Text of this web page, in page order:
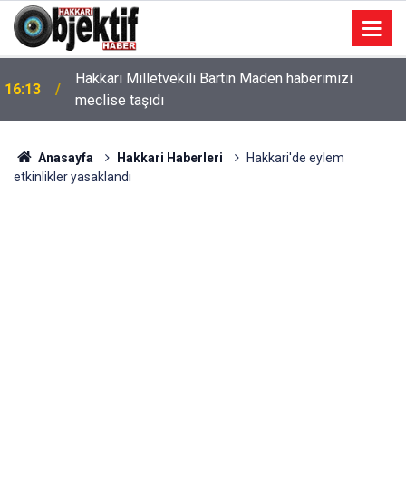
16:13
Hakkari Milletvekili Bartın Maden haberimizi
meclise taşıdı
Anasayfa Hakkari Haberleri
Hakkari'de eylem
etkinlikler yasaklandı